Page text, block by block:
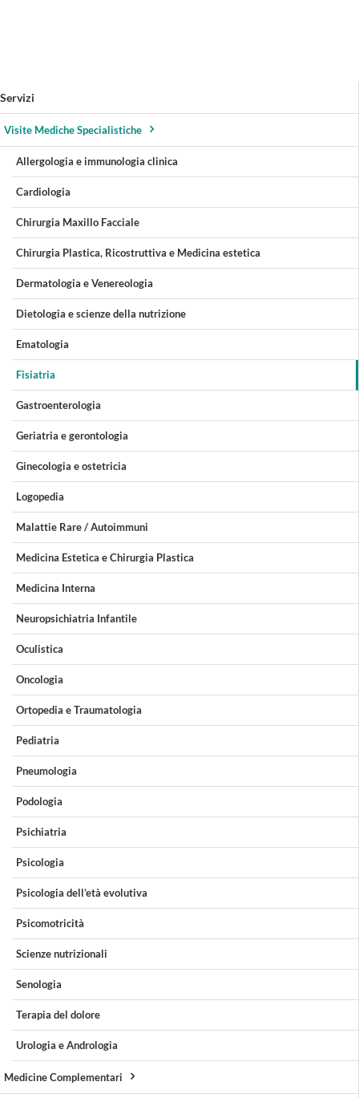
Servizi
Visite Mediche Specialistiche
Allergologia e immunologia clinica
Cardiologia
Chirurgia Maxillo Facciale
Chirurgia Plastica, Ricostruttiva e Medicina estetica
Dermatologia e Venereologia
Dietologia e scienze della nutrizione
Ematologia
Fisiatria
Gastroenterologia
Geriatria e gerontologia
Ginecologia e ostetricia
Logopedia
Malattie Rare / Autoimmuni
Medicina Estetica e Chirurgia Plastica
Medicina Interna
Neuropsichiatria Infantile
Oculistica
Oncologia
Ortopedia e Traumatologia
Pediatria
Pneumologia
Podologia
Psichiatria
Psicologia
Psicologia dell’età evolutiva
Psicomotricità
Scienze nutrizionali
Senologia
Terapia del dolore
Urologia e Andrologia
Medicine Complementari